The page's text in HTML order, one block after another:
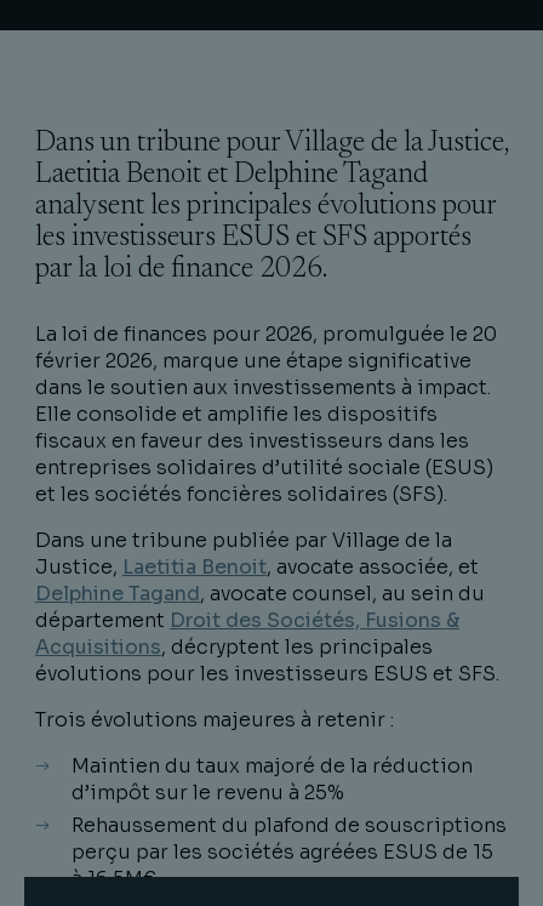
Dans un tribune pour Village de la Justice,
Laetitia Benoit et Delphine Tagand
analysent les principales évolutions pour
les investisseurs ESUS et SFS apportés
par la loi de finance 2026.
La loi de finances pour 2026, promulguée le 20
février 2026, marque une étape significative
dans le soutien aux investissements à impact.
Elle consolide et amplifie les dispositifs
fiscaux en faveur des investisseurs dans les
entreprises solidaires d’utilité sociale (ESUS)
et les sociétés foncières solidaires (SFS).
Dans une tribune publiée par Village de la
Justice, Laetitia Benoit, avocate associée, et
Delphine Tagand, avocate counsel, au sein du
département Droit des Sociétés, Fusions &
Acquisitions, décryptent les principales
évolutions pour les investisseurs ESUS et SFS.
Trois évolutions majeures à retenir :
Maintien du taux majoré de la réduction
d’impôt sur le revenu à 25%
Rehaussement du plafond de souscriptions
perçu par les sociétés agréées ESUS de 15
à 16,5M€